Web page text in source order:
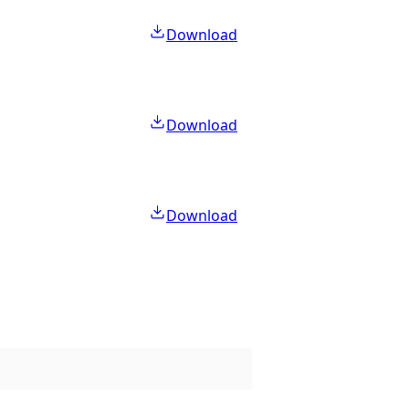
Download
Download
Download